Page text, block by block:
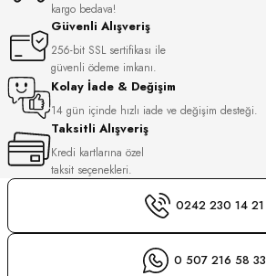
kargo bedava!
Güvenli Alışveriş
256-bit SSL sertifikası ile
güvenli ödeme imkanı.
Kolay İade & Değişim
14 gün içinde hızlı iade ve değişim desteği.
Taksitli Alışveriş
Kredi kartlarına özel
taksit seçenekleri.
0242 230 14 21
0 507 216 58 33
MANOIR